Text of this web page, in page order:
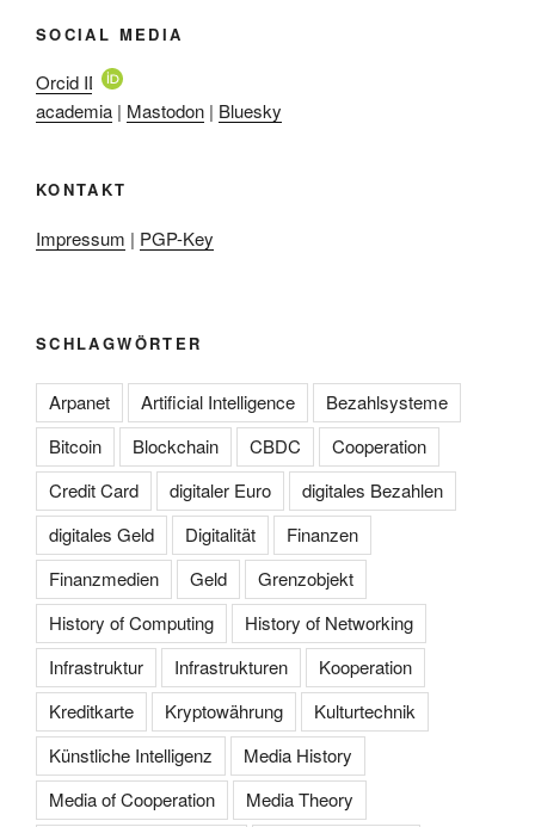
SOCIAL MEDIA
Orcid ID
academia | Mastodon | Bluesky
KONTAKT
Impressum | PGP-Key
SCHLAGWÖRTER
Arpanet Artificial Intelligence
Bezahlsysteme
Bitcoin
Blockchain CBDC
Cooperation
Credit Card
digitaler Euro
digitales Bezahlen
digitales Geld
Digitalität
Finanzen
Finanzmedien
Geld
Grenzobjekt
History of Computing
History of Networking
Infrastruktur
Infrastrukturen
Kooperation
Kreditkarte
Kryptowährung
Kulturtechnik
Künstliche Intelligenz
Media History
Media of Cooperation
Media Theory